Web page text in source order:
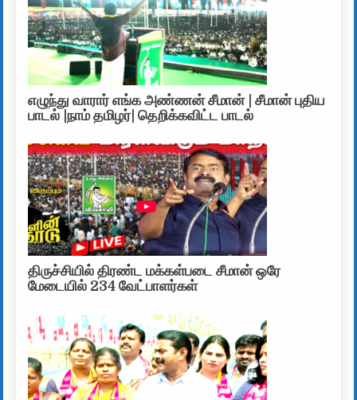
எழுந்து வாரார் எங்க அண்ணன் சீமான் | சீமான் புதிய
பாடல் |நாம் தமிழர்| தெறிக்கவிட்ட பாடல்
திருச்சியில் திரண்ட மக்கள்படை சீமான் ஒரே
மேடையில் 234 வேட்பாளர்கள்